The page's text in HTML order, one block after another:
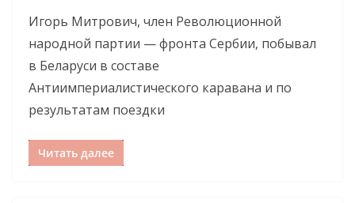
Игорь Митрович, член Революционной
народной партии — фронта Сербии, побывал
в Беларуси в составе
Антиимпериалистического каравана и по
результатам поездки
Читать далее